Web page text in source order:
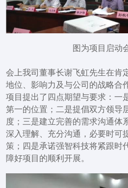
图为项目启动
会上我司董事长谢飞虹先生在肯
地位、影响力及与公司的战略合
项目提出了四点期望与要求：一
第一的位置；二是提倡双方领导
度；三是建立完善的需求沟通体
深入理解、充分沟通，必要时可
策；四是承诺强智科技将紧跟时
障好项目的顺利开展。